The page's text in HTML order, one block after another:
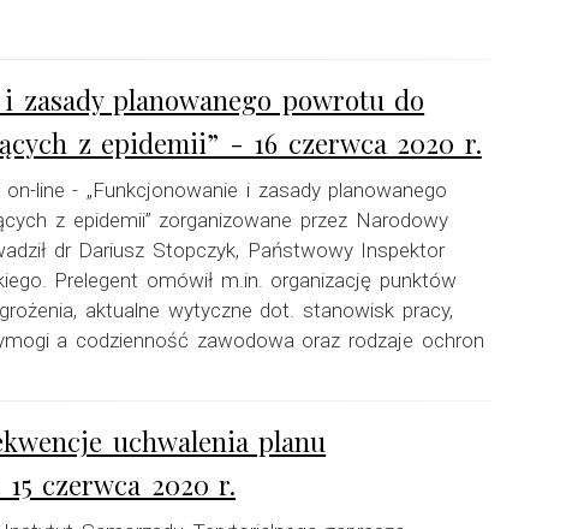
planowanego powrotu do
z epidemii” - 16 czerwca 2020 r.
line - „Funkcjonowanie i zasady planowanego
z epidemii” zorganizowane przez Narodowy
dr Dariusz Stopczyk, Państwowy Inspektor
Prelegent omówił m.in. organizację punktów
aktualne wytyczne dot. stanowisk pracy,
a codzienność zawodowa oraz rodzaje ochron
uchwalenia planu
czerwca 2020 r.